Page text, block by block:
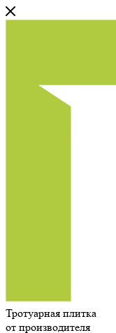
Тротуарная плитка
от производителя